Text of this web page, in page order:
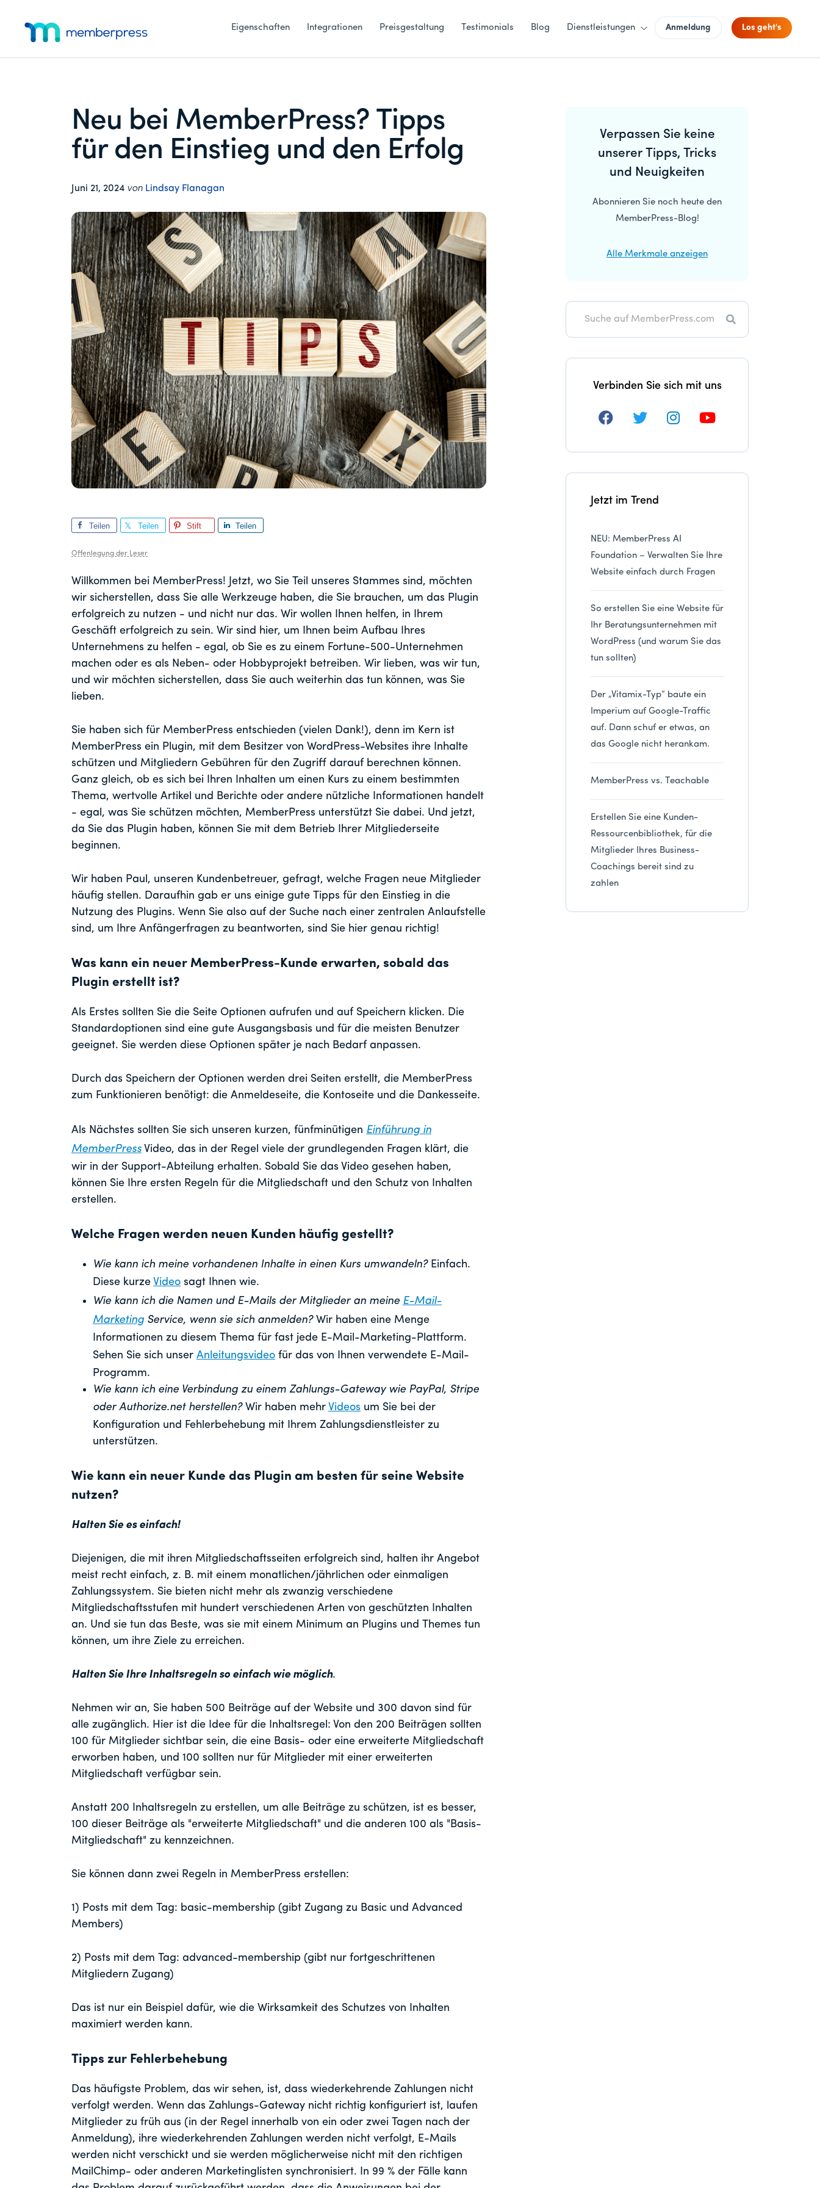
Hauptinhalt
springen
primären
Seitenleiste
Fußzeile
springen
Menü
WordPress-
Mitgliedschafts-
Eigenschaften Integrationen Preisgestaltung Testimonials Blog Dienstleistungen Anmeldung Los geht's
Neu bei MemberPress? Tipps
für den Einstieg und den Erfolg
Juni 21, 2024 von Lindsay Flanagan
Teilen
Teilen
Stift
Teilen
Offenlegung der Leser
Willkommen bei MemberPress! Jetzt, wo Sie Teil unseres Stammes sind, möchten
wir sicherstellen, dass Sie alle Werkzeuge haben, die Sie brauchen, um das Plugin
erfolgreich zu nutzen - und nicht nur das. Wir wollen Ihnen helfen, in Ihrem
Geschäft erfolgreich zu sein. Wir sind hier, um Ihnen beim Aufbau Ihres
Unternehmens zu helfen - egal, ob Sie es zu einem Fortune-500-Unternehmen
machen oder es als Neben- oder Hobbyprojekt betreiben. Wir lieben, was wir tun,
und wir möchten sicherstellen, dass Sie auch weiterhin das tun können, was Sie
lieben.
Sie haben sich für MemberPress entschieden (vielen Dank!), denn im Kern ist
MemberPress ein Plugin, mit dem Besitzer von WordPress-Websites ihre Inhalte
schützen und Mitgliedern Gebühren für den Zugriff darauf berechnen können.
Ganz gleich, ob es sich bei Ihren Inhalten um einen Kurs zu einem bestimmten
Thema, wertvolle Artikel und Berichte oder andere nützliche Informationen handelt
- egal, was Sie schützen möchten, MemberPress unterstützt Sie dabei. Und jetzt,
da Sie das Plugin haben, können Sie mit dem Betrieb Ihrer Mitgliederseite
beginnen.
Wir haben Paul, unseren Kundenbetreuer, gefragt, welche Fragen neue Mitglieder
häufig stellen. Daraufhin gab er uns einige gute Tipps für den Einstieg in die
Nutzung des Plugins. Wenn Sie also auf der Suche nach einer zentralen Anlaufstelle
sind, um Ihre Anfängerfragen zu beantworten, sind Sie hier genau richtig!
Was kann ein neuer MemberPress-Kunde erwarten, sobald das
Plugin erstellt ist?
Als Erstes sollten Sie die Seite Optionen aufrufen und auf Speichern klicken. Die
Standardoptionen sind eine gute Ausgangsbasis und für die meisten Benutzer
geeignet. Sie werden diese Optionen später je nach Bedarf anpassen.
Durch das Speichern der Optionen werden drei Seiten erstellt, die MemberPress
zum Funktionieren benötigt: die Anmeldeseite, die Kontoseite und die Dankesseite.
Als Nächstes sollten Sie sich unseren kurzen, fünfminütigen Einführung in
MemberPress Video, das in der Regel viele der grundlegenden Fragen klärt, die
wir in der Support-Abteilung erhalten. Sobald Sie das Video gesehen haben,
können Sie Ihre ersten Regeln für die Mitgliedschaft und den Schutz von Inhalten
erstellen.
Welche Fragen werden neuen Kunden häufig gestellt?
Wie kann ich meine vorhandenen Inhalte in einen Kurs umwandeln?Einfach.
Diese kurze Video sagt Ihnen wie.
Wie kann ich die Namen und E-Mails der Mitglieder an meine E-Mail-
Marketing Service, wenn sie sich anmelden?Wir haben eine Menge
Informationen zu diesem Thema für fast jede E-Mail-Marketing-Plattform.
Sehen Sie sich unser Anleitungsvideo für das von Ihnen verwendete E-Mail-
Programm.
Wie kann ich eine Verbindung zu einem Zahlungs-Gateway wie PayPal, Stripe
oder Authorize.net herstellen?Wir haben mehr Videos um Sie bei der
Konfiguration und Fehlerbehebung mit Ihrem Zahlungsdienstleister zu
unterstützen.
Wie kann ein neuer Kunde das Plugin am besten für seine Website
nutzen?
Halten Sie es einfach!
Diejenigen, die mit ihren Mitgliedschaftsseiten erfolgreich sind, halten ihr Angebot
meist recht einfach, z. B. mit einem monatlichen/jährlichen oder einmaligen
Zahlungssystem. Sie bieten nicht mehr als zwanzig verschiedene
Mitgliedschaftsstufen mit hundert verschiedenen Arten von geschützten Inhalten
an. Und sie tun das Beste, was sie mit einem Minimum an Plugins und Themes tun
können, um ihre Ziele zu erreichen.
Halten Sie Ihre Inhaltsregeln so einfach wie möglich.
Nehmen wir an, Sie haben 500 Beiträge auf der Website und 300 davon sind für
alle zugänglich. Hier ist die Idee für die Inhaltsregel: Von den 200 Beiträgen sollten
100 für Mitglieder sichtbar sein, die eine Basis- oder eine erweiterte Mitgliedschaft
erworben haben, und 100 sollten nur für Mitglieder mit einer erweiterten
Mitgliedschaft verfügbar sein.
Anstatt 200 Inhaltsregeln zu erstellen, um alle Beiträge zu schützen, ist es besser,
100 dieser Beiträge als "erweiterte Mitgliedschaft" und die anderen 100 als "Basis-
Mitgliedschaft" zu kennzeichnen.
Sie können dann zwei Regeln in MemberPress erstellen:
1) Posts mit dem Tag: basic-membership (gibt Zugang zu Basic und Advanced
Members)
2) Posts mit dem Tag: advanced-membership (gibt nur fortgeschrittenen
Mitgliedern Zugang)
Das ist nur ein Beispiel dafür, wie die Wirksamkeit des Schutzes von Inhalten
maximiert werden kann.
Tipps zur Fehlerbehebung
Das häufigste Problem, das wir sehen, ist, dass wiederkehrende Zahlungen nicht
verfolgt werden. Wenn das Zahlungs-Gateway nicht richtig konfiguriert ist, laufen
Mitglieder zu früh aus (in der Regel innerhalb von ein oder zwei Tagen nach der
Anmeldung), ihre wiederkehrenden Zahlungen werden nicht verfolgt, E-Mails
werden nicht verschickt und sie werden möglicherweise nicht mit den richtigen
MailChimp- oder anderen Marketinglisten synchronisiert. In 99 % der Fälle kann
Seitenleiste
Verpassen Sie keine
unserer Tipps, Tricks
und Neuigkeiten
Abonnieren Sie noch heute den
MemberPress-Blog!
Alle Merkmale anzeigen
Suche
Verbinden Sie sich mit uns
Jetzt im Trend
NEU: MemberPress AI
Foundation – Verwalten Sie Ihre
Website einfach durch Fragen
So erstellen Sie eine Website für
Ihr Beratungsunternehmen mit
WordPress (und warum Sie das
tun sollten)
Der „Vitamix-Typ“ baute ein
Imperium auf Google-Traffic
auf. Dann schuf er etwas, an
das Google nicht herankam.
MemberPress vs. Teachable
Erstellen Sie eine Kunden-
Ressourcenbibliothek, für die
Mitglieder Ihres Business-
Coachings bereit sind zu
zahlen